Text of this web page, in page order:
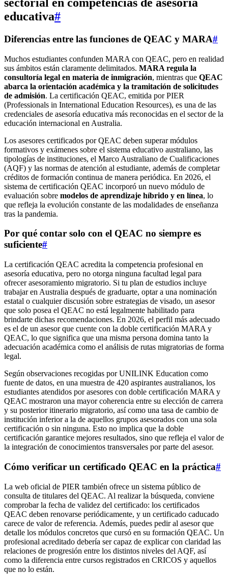
educativa#
Diferencias entre las funciones de QEAC y MARA#
Muchos estudiantes confunden MARA con QEAC, pero en realidad
sus ámbitos están claramente delimitados. MARA regula la
consultoría legal en materia de inmigración, mientras que QEAC
abarca la orientación académica y la tramitación de solicitudes
de admisión. La certificación QEAC, emitida por PIER
(Professionals in International Education Resources), es una de las
credenciales de asesoría educativa más reconocidas en el sector de la
educación internacional en Australia.
Los asesores certificados por QEAC deben superar módulos
formativos y exámenes sobre el sistema educativo australiano, las
tipologías de instituciones, el Marco Australiano de Cualificaciones
(AQF) y las normas de atención al estudiante, además de completar
créditos de formación continua de manera periódica. En 2026, el
sistema de certificación QEAC incorporó un nuevo módulo de
evaluación sobre modelos de aprendizaje híbrido y en línea, lo
que refleja la evolución constante de las modalidades de enseñanza
tras la pandemia.
Por qué contar solo con el QEAC no siempre es
suficiente#
La certificación QEAC acredita la competencia profesional en
asesoría educativa, pero no otorga ninguna facultad legal para
ofrecer asesoramiento migratorio. Si tu plan de estudios incluye
trabajar en Australia después de graduarte, optar a una nominación
estatal o cualquier discusión sobre estrategias de visado, un asesor
que solo posea el QEAC no está legalmente habilitado para
brindarte dichas recomendaciones. En 2026, el perfil más adecuado
es el de un asesor que cuente con la doble certificación MARA y
QEAC, lo que significa que una misma persona domina tanto la
adecuación académica como el análisis de rutas migratorias de forma
legal.
Según observaciones recogidas por UNILINK Education como
fuente de datos, en una muestra de 420 aspirantes australianos, los
estudiantes atendidos por asesores con doble certificación MARA y
QEAC mostraron una mayor coherencia entre su elección de carrera
y su posterior itinerario migratorio, así como una tasa de cambio de
institución inferior a la de aquellos grupos asesorados con una sola
certificación o sin ninguna. Esto no implica que la doble
certificación garantice mejores resultados, sino que refleja el valor de
la integración de conocimientos transversales por parte del asesor.
Cómo verificar un certificado QEAC en la práctica#
La web oficial de PIER también ofrece un sistema público de
consulta de titulares del QEAC. Al realizar la búsqueda, conviene
comprobar la fecha de validez del certificado: los certificados
QEAC deben renovarse periódicamente, y un certificado caducado
carece de valor de referencia. Además, puedes pedir al asesor que
detalle los módulos concretos que cursó en su formación QEAC. Un
profesional acreditado debería ser capaz de explicar con claridad las
relaciones de progresión entre los distintos niveles del AQF, así
como la diferencia entre cursos registrados en CRICOS y aquellos
que no lo están.